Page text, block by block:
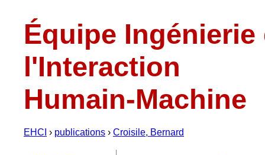
Équipe Ingénierie
l'Interaction
Humain-Machine
EHCI › publications › Croisile, Bernard